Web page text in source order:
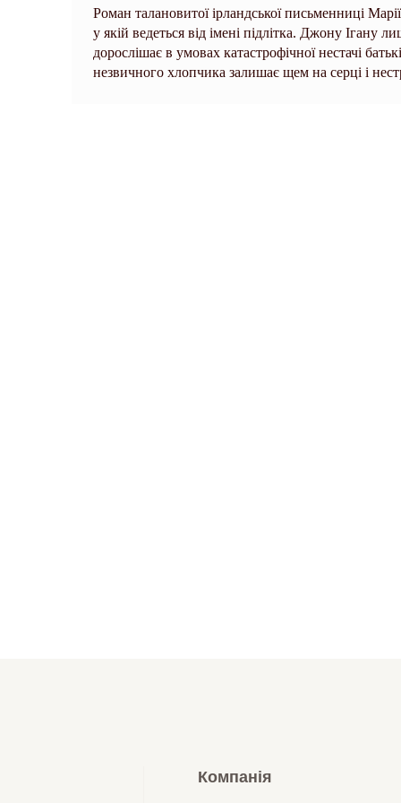
Роман талановитої ірландської письменниці
у якій ведеться від імені підлітка. Джону Ігану
дорослішає в умовах катастрофічної нестачі
незвичного хлопчика залишає щем на серці і
Компанія